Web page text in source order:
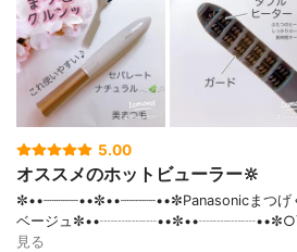
5.00
オススメのホットビューラー🔆
✼••┈┈┈┈••✼••┈┈┈┈••✼Panasonicまつげ
ベージュ✼••┈┈┈┈••✼••┈┈┈┈••✼○商
見る